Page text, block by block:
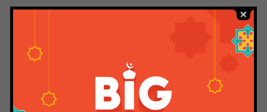
Pertunjukan utama saya adalah menulis salinan yang
jelas, ringkas, dan menarik yang menuntut perhatian.
Saya suka bermain di dalam atau di luar ruangan
dengan anak saya di akhir pekan. Router 4G Huawei,
Wi-Fi 802.11b/g/n/a/ac, 2x LTE dan 2x Wi-Fi built-in